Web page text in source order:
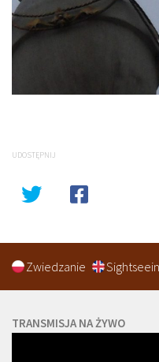
UDOSTĘPNIJ
Zwiedzanie
TRANSMISJA NA ŻYWO